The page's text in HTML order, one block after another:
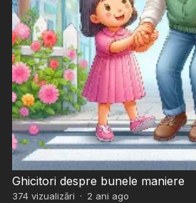
Ghicitori despre bunele maniere
374vizualizări · 2 ani ago